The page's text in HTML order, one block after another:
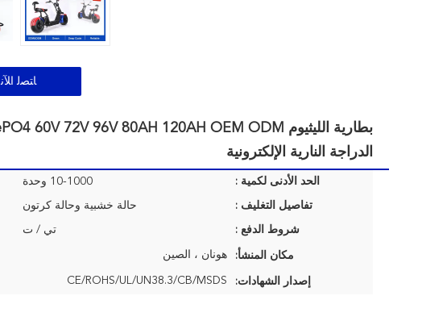
ﺎﺘﺼﻟ ﺍﻶﻧ
الدراجة النارية الإلكترونية
الحد الأدنى لكمية : 10-1000 وحدة
تفاصيل التغليف : حالة خشبية وحالة كرتون
شروط الدفع : تي / ت
مكان المنشأ: هونان ، الصين
إصدار الشهادات: CE/ROHS/UL/UN38.3/CB/MSDS